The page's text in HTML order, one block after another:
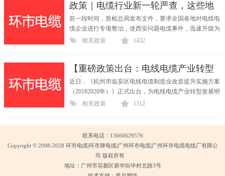
政策｜电缆行业新一轮严查，这些地
方已
前一段时间，质检总局发布文件，要求全国各地对电线电
缆企业进行专项整治，使西安问题电缆事件，迅速升级为
一...
相关政策 1432
【重磅政策出台：电线电缆产业转型
在起
近日，《杭州市临安区电线电缆制造业改造提升实施方案
（20182020年）》正式出台，为电线电缆产业转型发展明
发展目...相关政策 1312
联系电话：13660629576
Copyright © 2008-2028 环市电缆|环市牌电缆|广州环市电缆|广州环市电缆电线厂有限公
司 版权所有
地址：广州市花都区新华街毕村北路3号